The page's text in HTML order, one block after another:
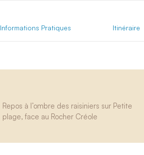
Informations Pratiques Itinéraire
Repos à l’ombre des raisiniers sur Petite
plage, face au Rocher Créole